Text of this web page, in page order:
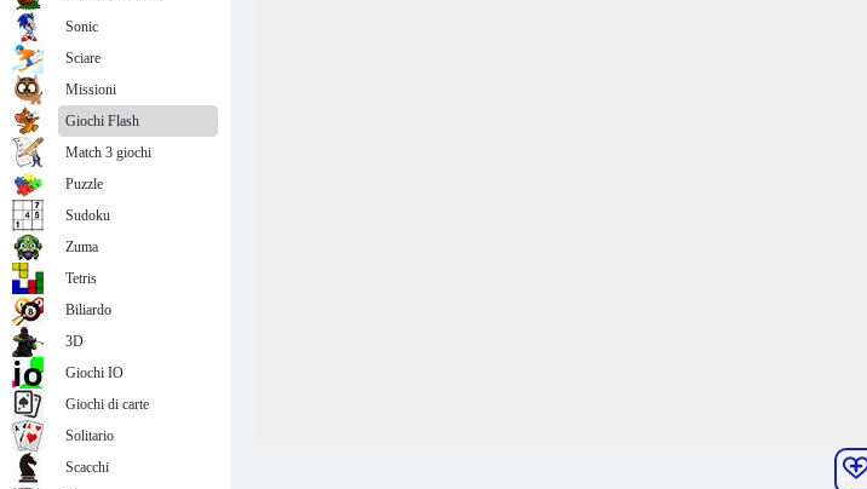
Sonic
Sciare
Missioni
Giochi Flash
Match 3 giochi
Puzzle
Sudoku
Zuma
Tetris
Biliardo
3D
Giochi IO
Giochi di carte
Solitario
Scacchi